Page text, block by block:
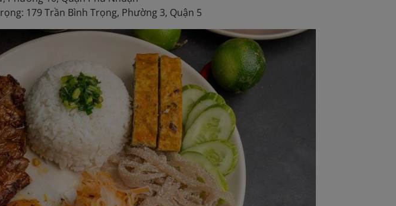
179 Trần Bình Trọng, Phường 3, Quận 5